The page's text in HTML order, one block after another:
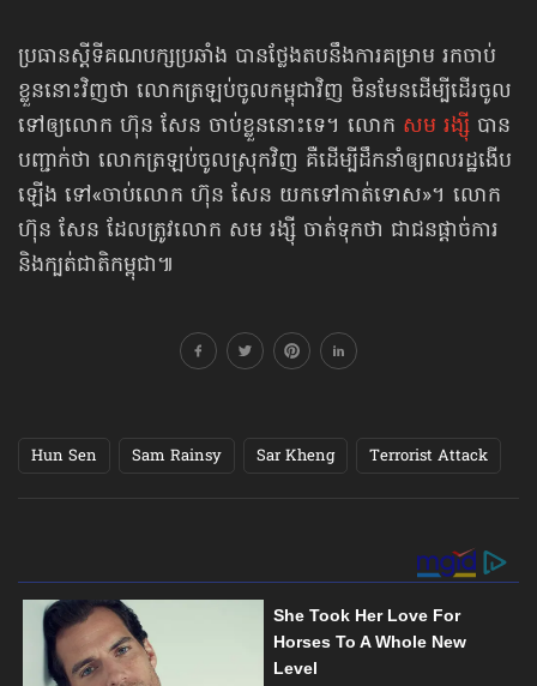
ប្រធានស្ដីទីគណបក្សប្រឆាំង បានថ្លែងតបនឹងការគម្រាម រកចាប់
ខ្លួននោះវិញថា លោកត្រឡប់ចូលកម្ពុជាវិញ មិនមែនដើម្បីដើរចូល
ទៅឲ្យលោក ហ៊ុន សែន ចាប់ខ្លួននោះទេ។ លោក សម រង្ស៊ី បាន
បញ្ជាក់ថា លោកត្រឡប់ចូលស្រុកវិញ គឺដើម្បីដឹកនាំឲ្យពលរដ្ឋងើប
ឡើង ទៅ«ចាប់លោក ហ៊ុន សែន យកទៅ​កាត់ទោស»។ លោក
ហ៊ុន សែន ដែលត្រូវលោក សម រង្ស៊ី ចាត់ទុកថា ជាជនផ្ដាច់ការ
និងក្បត់ជាតិកម្ពុជា៕
Hun Sen Sam Rainsy Sar Kheng Terrorist Attack